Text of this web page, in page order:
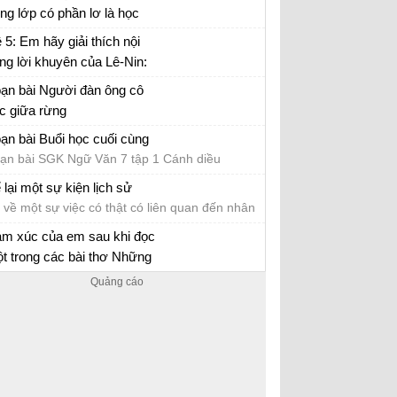
sinh
lớp có phần lơ là học
văn mẫu lớp 7 số 5 đề 1
5: Em hãy giải thích nội
lời khuyên của Lê-Nin:
học nữa, học mãi
bài Người đàn ông cô
giữa rừng
bài SGK Ngữ Văn 7 tập 1 Cánh diều
bài Buổi học cuối cùng
bài SGK Ngữ Văn 7 tập 1 Cánh diều
lại một sự kiện lịch sử
về một sự việc có thật có liên quan đến nhân
hoặc sự kiện lịch sử
xúc của em sau khi đọc
trong các bài thơ Những
buồm, Mây và sóng, Mẹ
xúc sau khi đọc một trong các bài thơ